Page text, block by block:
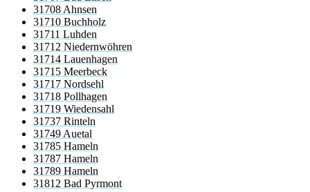
31708 Ahnsen
31710 Buchholz
31711 Luhden
31712 Niedernwöhren
31714 Lauenhagen
31715 Meerbeck
31717 Nordsehl
31718 Pollhagen
31719 Wiedensahl
31737 Rinteln
31749 Auetal
31785 Hameln
31787 Hameln
31789 Hameln
31812 Bad Pyrmont